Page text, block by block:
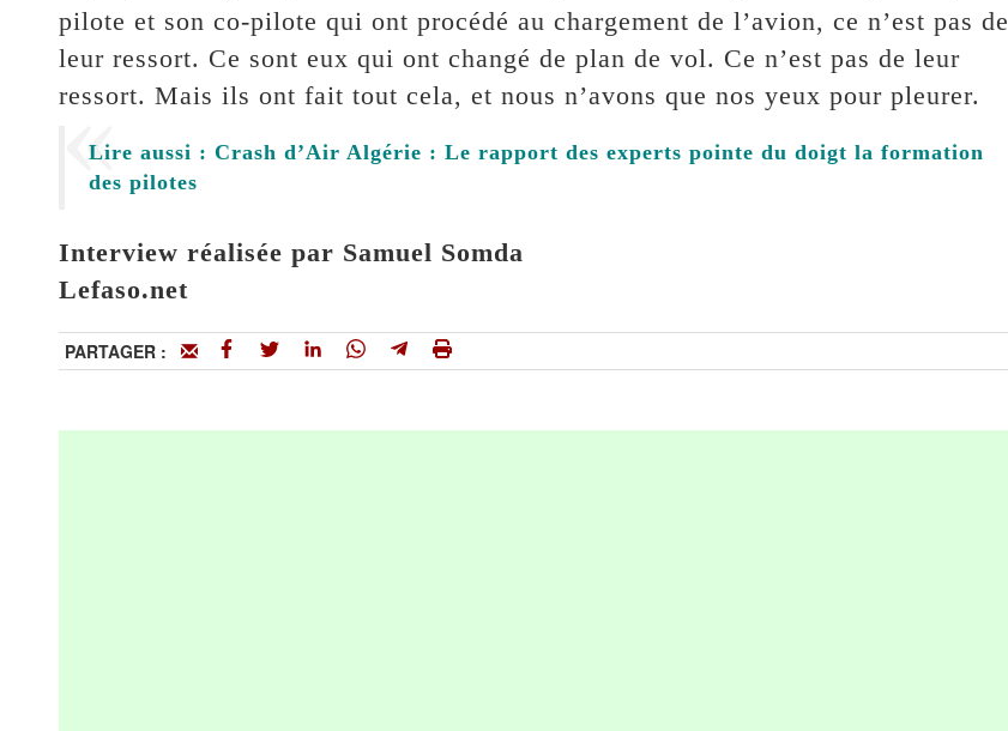
pilote et son co-pilote qui ont procédé au chargement de l’avion, ce n’est pas de
leur ressort. Ce sont eux qui ont changé de plan de vol. Ce n’est pas de leur
ressort. Mais ils ont fait tout cela, et nous n’avons que nos yeux pour pleurer.
Lire aussi : Crash d’Air Algérie : Le rapport des experts pointe du doigt la formation
des pilotes
Interview réalisée par Samuel Somda
Lefaso.net
PARTAGER :